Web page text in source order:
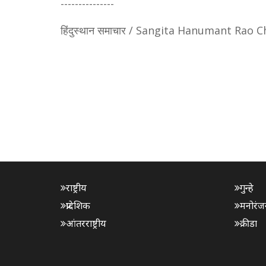
---------------
हिंदुस्थान समाचार / Sangita Hanumant Rao
राष्ट्रीय
प्रादेशिक
आंतरराष्ट्रीय
गुन्हे
क्रीडा